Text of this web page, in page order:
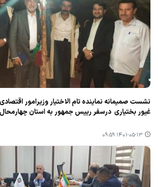
نشست صمیمانه نماینده تام الاختیار وزیرامور
غیور بختیاری درسفر رییس جمهور به استان
۱۴۰۱-۰۵-۱۳ ۰۹:۵۹